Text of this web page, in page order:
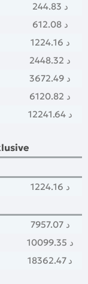
244.83 د
612.08 د
1224.16 د
2448.32 د
3672.49 د
6120.82 د
12241.64 د
1224.16 د
7957.07 د
10099.35 د
18362.47 د